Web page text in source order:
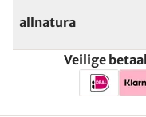
allnatura
Veilige